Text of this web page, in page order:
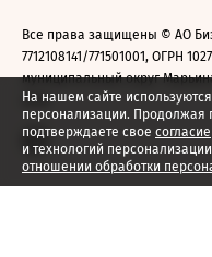
На нашем сайте
персонализации. Продолжая
подтверждаете свое согласие
и технологий
отношении обработки
Все права защищены © АО
7712108141/771501001, ОГРН
муниципальный округ
2026